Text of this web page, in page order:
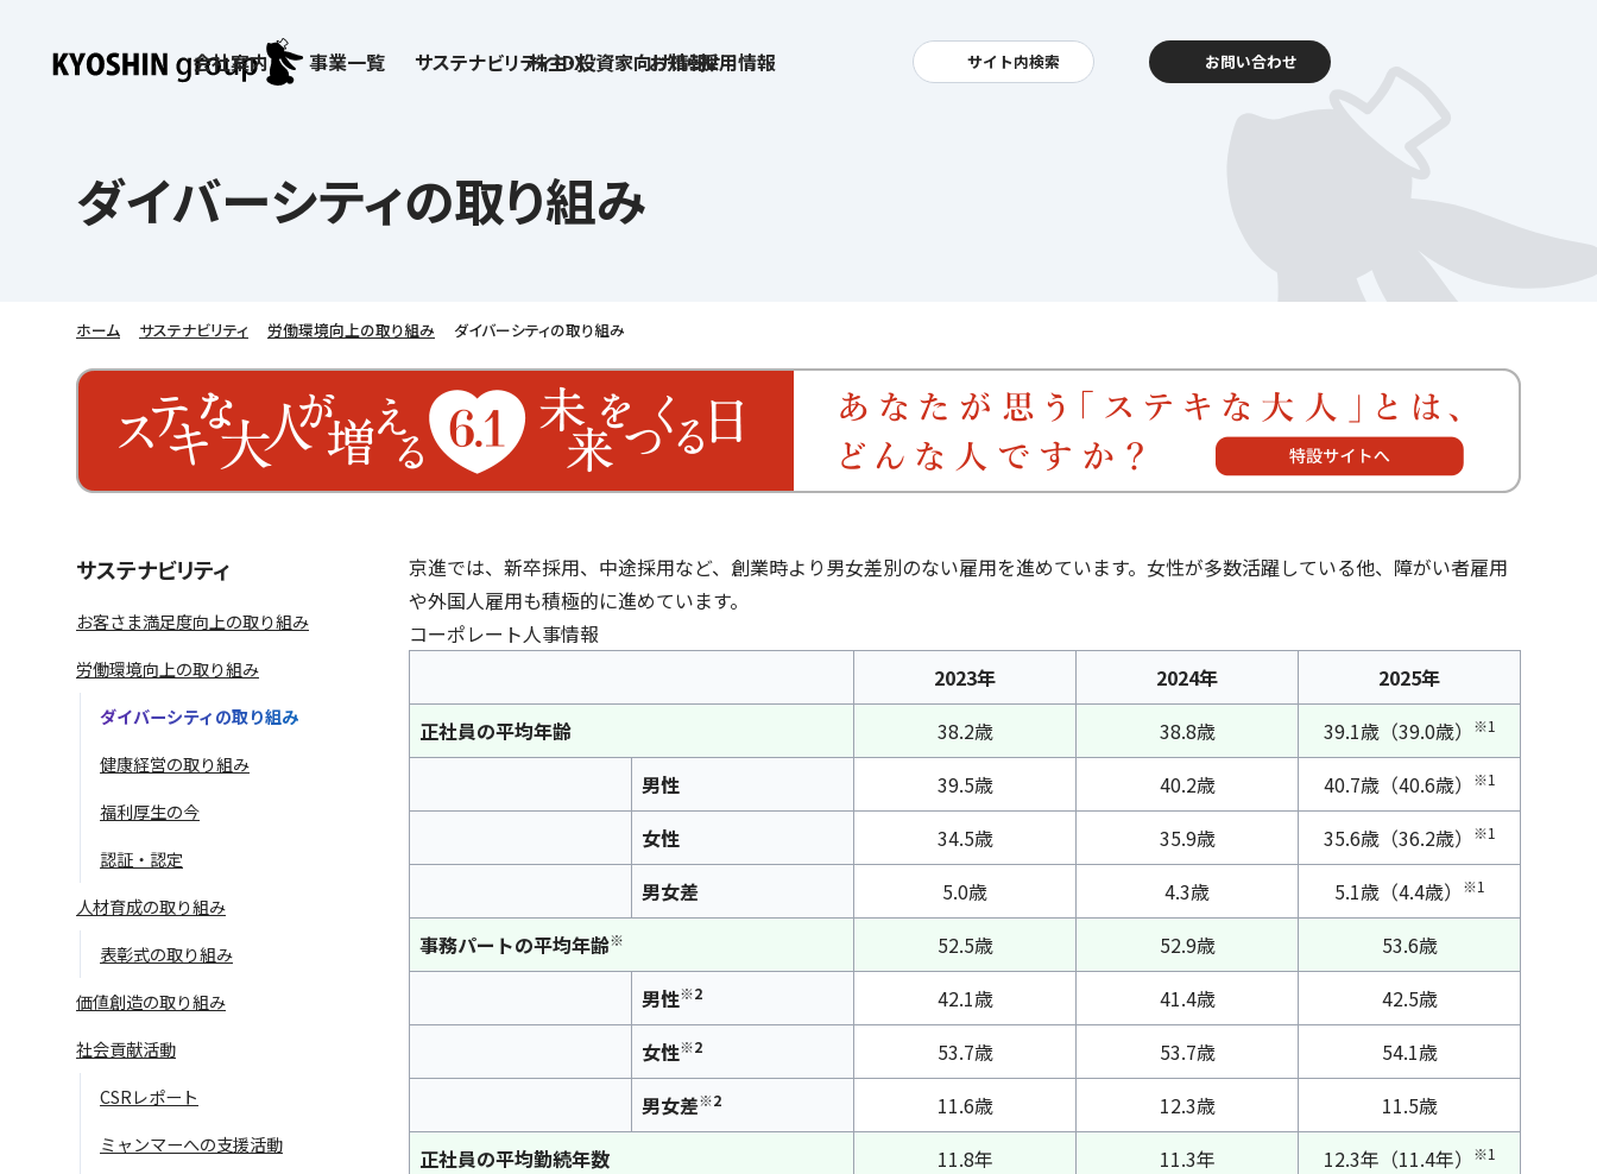
お知らせ
会社案内
企業理念
会社概要／組織図
社歌
子会社および関係会社
ソーシャルメディア公式アカウント
事業一覧
語学学習や留学を支える ライフキャリアや就業を支える
ライフキャリアサービス一覧へ
育児や暮らしを支える
育児・暮らしサービス一覧へ
サステナビリティ・DX
お客さま満足度向上の取り組み
価値創造の取り組み
DX（デジタル変革）
DXビジョン・DX戦略
Kyoshin Digital Academy
情報セキュリティ方針
デジタルガバナンス方針
メッセージアーカイブス
株主・投資家向け情報
IR ニュース
株主・投資家の皆さまへ
連結業績・財務
IRライブラリー
免責事項
採用情報
京進リクルートInstagram
中途採用
講師（アルバイト）募集
介護事業 採用
サイト内検索 お問い合わせ
ダイバーシティの取り組み
ホーム サステナビリティ 労働環境向上の取り組み ダイバーシティの取り組み
サステナビリティ
お客さま満足度向上の取り組み
労働環境向上の取り組み
ダイバーシティの取り組み
健康経営の取り組み
福利厚生の今
認証・認定
人材育成の取り組み
表彰式の取り組み
価値創造の取り組み
社会貢献活動
CSRレポート
ミャンマーへの支援活動
京進では、新卒採用、中途採用など、創業時より男女差別のない雇用を進めています。女性が多数活躍している他、障がい者雇用
や外国人雇用も積極的に進めています。
コーポレート人事情報
2023年
2024年
2025年
正社員の平均年齢
38.2歳 38.8歳 39.1歳（39.0歳） ※1
男性 39.5歳 40.2歳 40.7歳（40.6歳） ※1
女性 34.5歳 35.9歳 35.6歳（36.2歳） ※1
男女差 5.0歳 4.3歳 5.1歳（4.4歳） ※1
事務パートの平均年齢※ 52.5歳 52.9歳
53.6歳
男性※2 42.1歳 41.4歳
42.5歳
女性※2 53.7歳 53.7歳
54.1歳
男女差※2 11.6歳 12.3歳
11.5歳
正社員の平均勤続年数
11.8年 11.3年 12.3年（11.4年） ※1